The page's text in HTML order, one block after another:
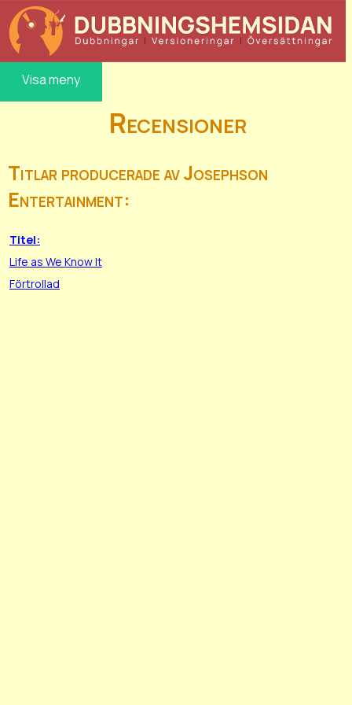
Visa meny
Recensioner
Titlar producerade av Josephson
Entertainment:
Titel:
Life as We Know It
Förtrollad